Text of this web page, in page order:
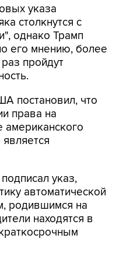
указа
столкнутся с
однако Трамп
его мнению, более
пройдут
постановил, что
права на
американского
указ,
автоматической
родившимся на
находятся в